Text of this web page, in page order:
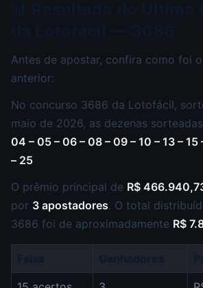
Antes de apostar, confira como foi
anterior:
No concurso 3686 da Lotofácil,
maio de 2026, as dezenas
04 – 05 – 06 – 08 – 09 – 10 – 13 – 15
– 25
O prêmio principal de R$
por 3 apostadores. O total
3686 foi de aproximadamente R$